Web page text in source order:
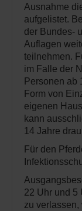
Ausnahme
aufgelistet.
der Bundes-
Auflagen
teilnehmen.
im Falle der
Personen ab
Form von
eigenen
kann
14 Jahre
Für den
22 Uhr und 5
zu verlassen,